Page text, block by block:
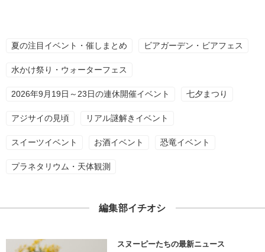
夏の注目イベント・催しまとめ ビアガーデン・ビアフェス
水かけ祭り・ウォーターフェス
2026年9月19日～23日の連休開催イベント 七夕まつり
アジサイの見頃 リアル謎解きイベント
スイーツイベント お酒イベント 恐竜イベント
プラネタリウム・天体観測
編集部イチオシ
スヌーピーたちの最新ニュース